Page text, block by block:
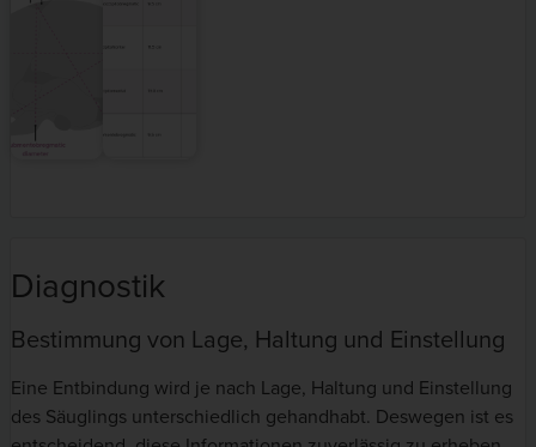
Diagnostik
Bestimmung von Lage, Haltung und Einstellung
Eine Entbindung wird je nach Lage, Haltung und Einstellung
des Säuglings unterschiedlich gehandhabt. Deswegen ist es